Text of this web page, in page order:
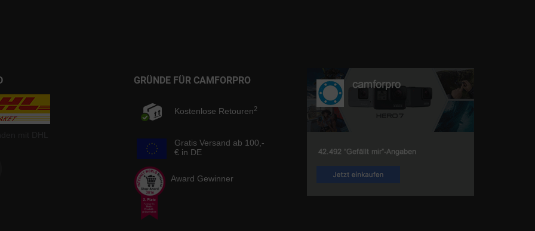
GRÜNDE FÜR CAMFORPRO
Kostenlose Retouren2
Gratis Versand ab 100,-
€ in DE
Award Gewinner